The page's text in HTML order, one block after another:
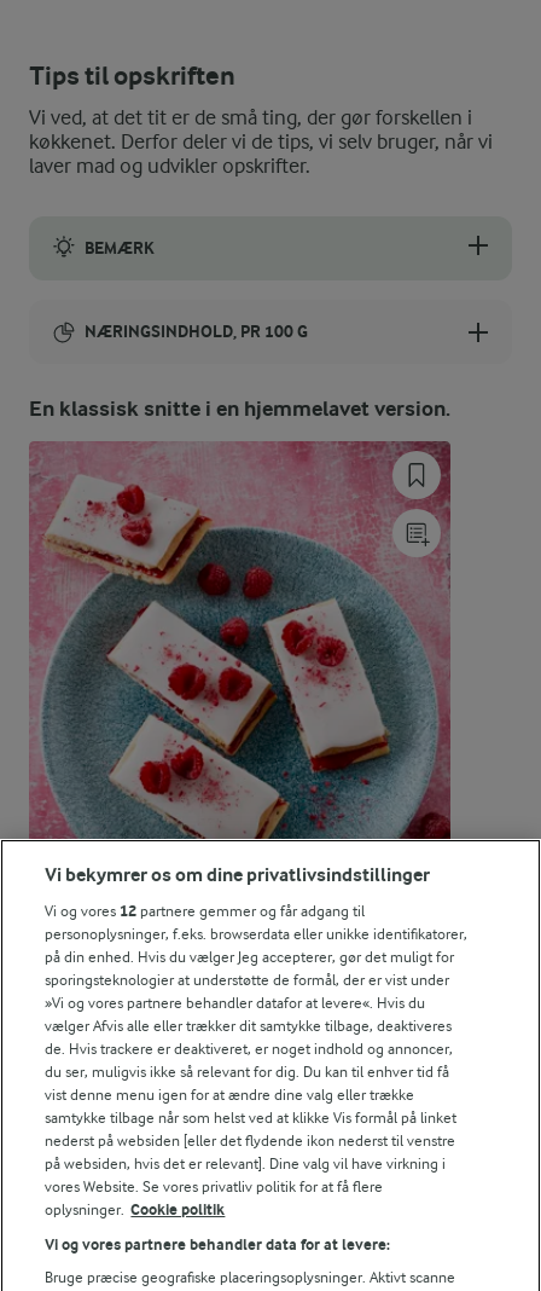
Tips til opskriften
Vi ved, at det tit er de små ting, der gør forskellen i
køkkenet. Derfor deler vi de tips, vi selv bruger, når vi
laver mad og udvikler opskrifter.
BEMÆRK
NÆRINGSINDHOLD, PR 100 G
Energiindhold:
407 kJ / 97 kcal
Energifordeling
ENERGI PR 100 G
Fiber:
1,2 g
Protein:
2,7 g
Fedt:
5,2 g
Kulhydrat:
9,9 g
En klassisk snitte i en hjemmelavet version.
2 TIMER 10 MIN
Hindbærsnitter
(1279)
For at se denne video skal du give tilladelse
til de nødvendige cookies.
GIV TILLADELSE HER
Vi bekymrer os om dine privatlivsindstillinger
Vi og vores 12 partnere gemmer og får adgang til
personoplysninger, f.eks. browserdata eller unikke identifikatorer,
på din enhed. Hvis du vælger Jeg accepterer, gør det muligt for
sporingsteknologier at understøtte de formål, der er vist under
»Vi og vores partnere behandler datafor at levere«. Hvis du
vælger Afvis alle eller trækker dit samtykke tilbage, deaktiveres
de. Hvis trackere er deaktiveret, er noget indhold og annoncer,
du ser, muligvis ikke så relevant for dig. Du kan til enhver tid få
vist denne menu igen for at ændre dine valg eller trække
samtykke tilbage når som helst ved at klikke Vis formål på linket
nederst på websiden [eller det flydende ikon nederst til venstre
på websiden, hvis det er relevant]. Dine valg vil have virkning i
vores Website. Se vores privatliv politik for at få flere
oplysninger. Cookie politik
Vi og vores partnere behandler data for at levere:
Bruge præcise geografiske placeringsoplysninger. Aktivt scanne